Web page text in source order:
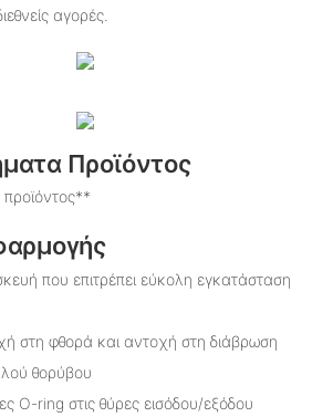
αγορές.
Προϊόντος
που επιτρέπει εύκολη εγκατάσταση
στη φθορά και αντοχή στη διάβρωση
θορύβου
O-ring στις θύρες εισόδου/εξόδου